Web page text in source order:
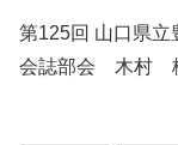
第125回 山口県立
会誌部会 木村